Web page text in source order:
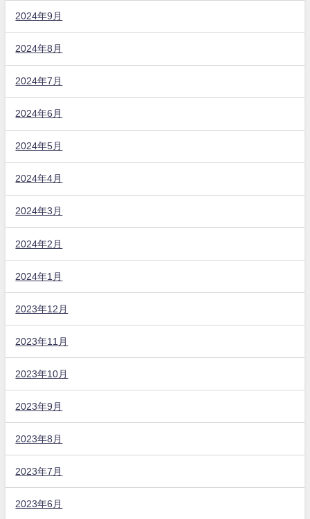
2024年9月
2024年8月
2024年7月
2024年6月
2024年5月
2024年4月
2024年3月
2024年2月
2024年1月
2023年12月
2023年11月
2023年10月
2023年9月
2023年8月
2023年7月
2023年6月